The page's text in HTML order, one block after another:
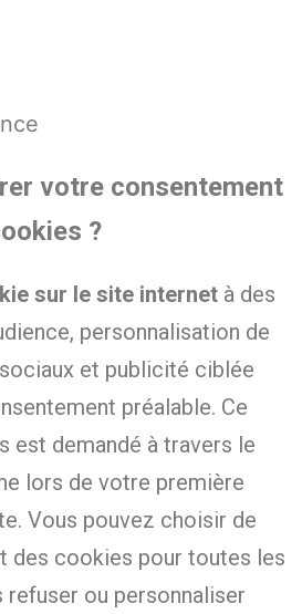
votre consentement
?
sur le site internet à des
personnalisation de
et publicité ciblée
préalable. Ce
est demandé à travers le
lors de votre première
Vous pouvez choisir de
des cookies pour toutes les
ou personnaliser